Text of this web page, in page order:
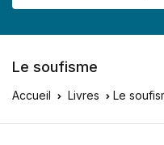
Le soufisme
Accueil Livres Le